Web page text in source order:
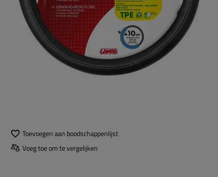
Toevoegen aan boodschappenlijst
Voeg toe om te vergelijken